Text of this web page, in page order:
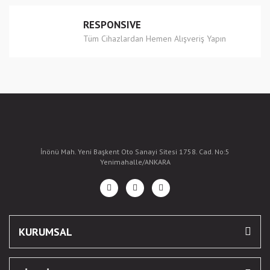
RESPONSIVE
Tüm Cihazlardan Hemen Alışveriş Yapın
İnönü Mah. Yeni Başkent Oto Sanayi Sitesi 1758. Cad. No:5
Yenimahalle/ANKARA
KURUMSAL